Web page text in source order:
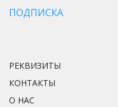
ПОДПИСКА
РЕКВИЗИТЫ
КОНТАКТЫ
О НАС